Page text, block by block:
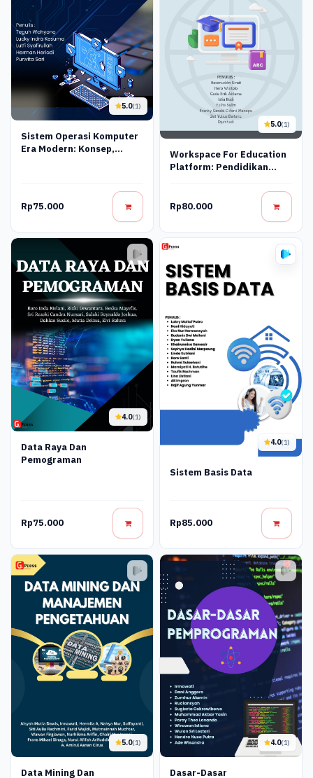
5.0(1)
Sistem Operasi Komputer
Era Modern: Konsep,
Rp75.000
5.0(1)
Workspace For Education
Platform: Pendidikan
(Konsep Dan Praktik)
Rp80.000
4.0(1)
Data Raya Dan
Pemograman
Rp75.000
4.0(1)
Sistem Basis Data
Rp85.000
5.0(1)
Data Mining Dan
4.0(1)
Dasar-Dasar